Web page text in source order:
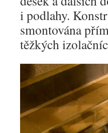
i podlahy.
smontována
těžkých